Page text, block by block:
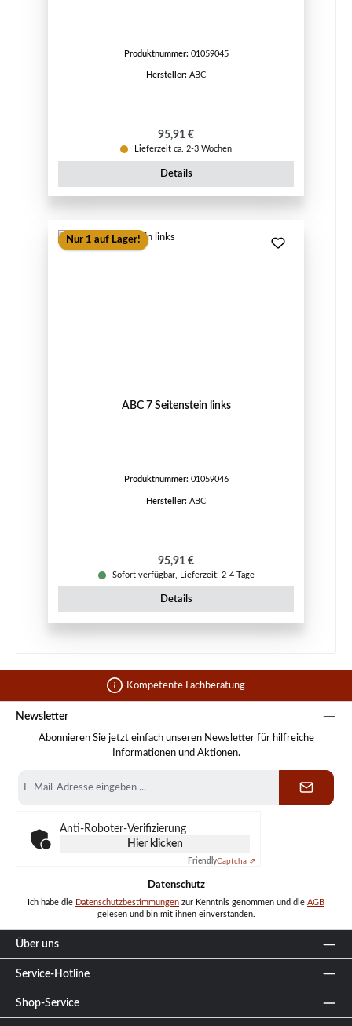
Produktnummer: 01059045
Hersteller: ABC
Regulärer Preis:
95,91 €
Lieferzeit ca. 2-3 Wochen
Details
Nur 1 auf Lager!
ABC 7 Seitenstein links
Produktnummer: 01059046
Hersteller: ABC
Regulärer Preis:
95,91 €
Sofort verfügbar, Lieferzeit: 2-4 Tage
Details
Kompetente Fachberatung
Newsletter
Abonnieren Sie jetzt einfach unseren Newsletter für hilfreiche
Informationen und Aktionen.
Mail-
Anti-Roboter-Verifizierung
Hier klicken
FriendlyCaptcha ⇗
Datenschutz
Ich habe die Datenschutzbestimmungen zur Kenntnis genommen und die AGB
gelesen und bin mit ihnen einverstanden.
Über uns
Service-Hotline
Shop-Service